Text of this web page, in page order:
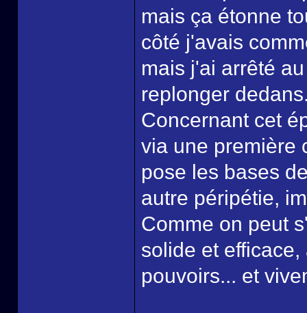
mais ça étonne
côté j'avais
mais j'ai arrêté
replonger
Concernant cet
via une première
pose les bases
autre péripétie,
Comme on peut
solide et
pouvoirs... et